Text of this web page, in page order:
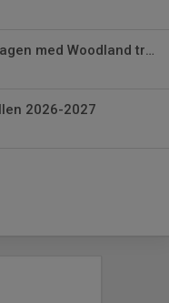
Fira Internationella kvinnodagen med Woodland trail
2026-2027